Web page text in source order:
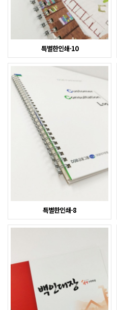
특별한인쇄-10
특별한인쇄-8